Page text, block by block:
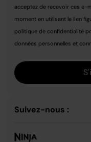
acceptez de recevoir ces e-
moment en utilisant le lien
politique de confidentialité
données personnelles et
Suivez-nous :